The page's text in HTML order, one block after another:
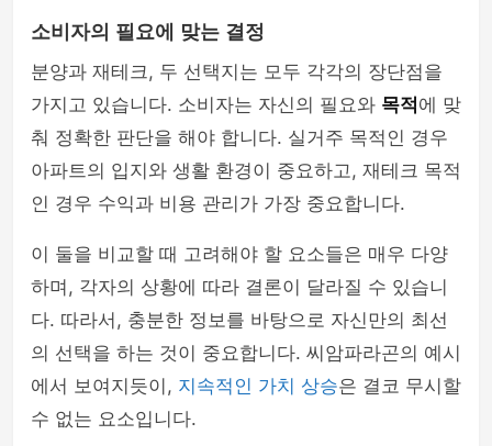
소비자의 필요에 맞는 결정
분양과 재테크, 두 선택지는 모두 각각의 장단점을
가지고 있습니다. 소비자는 자신의 필요와 목적에 맞
춰 정확한 판단을 해야 합니다. 실거주 목적인 경우
아파트의 입지와 생활 환경이 중요하고, 재테크 목적
인 경우 수익과 비용 관리가 가장 중요합니다.
이 둘을 비교할 때 고려해야 할 요소들은 매우 다양
하며, 각자의 상황에 따라 결론이 달라질 수 있습니
다. 따라서, 충분한 정보를 바탕으로 자신만의 최선
의 선택을 하는 것이 중요합니다. 씨암파라곤의 예시
에서 보여지듯이, 지속적인 가치 상승은 결코 무시할
수 없는 요소입니다.